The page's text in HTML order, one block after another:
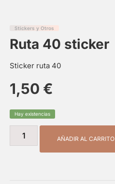
Stickers y Otros
Ruta 40 sticker
Sticker ruta 40
1,50 €
Hay existencias
AÑADIR AL CARRITO